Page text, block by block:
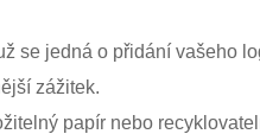
se jedná o přidání vašeho
zážitek.
papír nebo